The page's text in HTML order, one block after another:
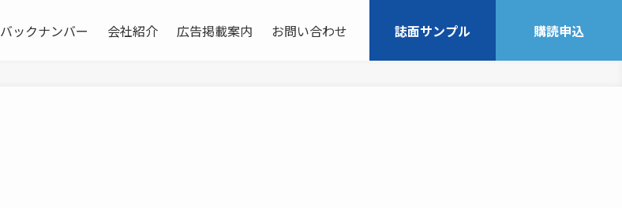
バックナンバー 会社紹介 広告掲載案内 お問い合わせ 誌面サンプル 購読申込